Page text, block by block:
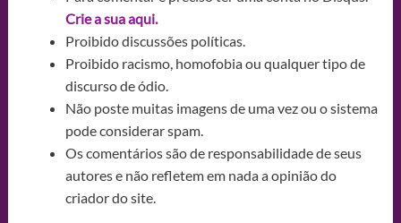
Crie a sua aqui.
Proibido discussões políticas.
Proibido racismo, homofobia ou qualquer tipo de
discurso de ódio.
Não poste muitas imagens de uma vez ou o sistema
pode considerar spam.
Os comentários são de responsabilidade de seus
autores e não refletem em nada a opinião do
criador do site.